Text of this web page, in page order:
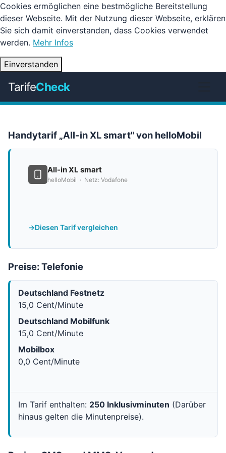
Cookies ermöglichen eine bestmögliche Bereitstellung
dieser Webseite. Mit der Nutzung dieser Webseite, erklären
Sie sich damit einverstanden, dass Cookies verwendet
werden. Mehr Infos
Einverstanden
TarifeCheck
Handytarif „All-in XL smart" von helloMobil
All-in XL smart
helloMobil · Netz: Vodafone
Diesen Tarif vergleichen
Preise: Telefonie
Deutschland Festnetz
15,0 Cent/Minute
Deutschland Mobilfunk
15,0 Cent/Minute
Mobilbox
0,0 Cent/Minute
Im Tarif enthalten: 250 Inklusivminuten (Darüber
hinaus gelten die Minutenpreise).